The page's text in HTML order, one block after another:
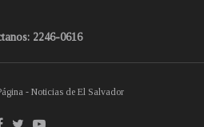
2246-0616
- Noticias de El Salvador